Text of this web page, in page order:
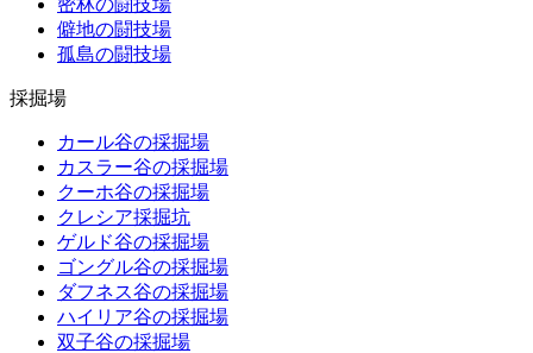
密林の闘技場
僻地の闘技場
孤島の闘技場
採掘場
カール谷の採掘場
カスラー谷の採掘場
クーホ谷の採掘場
クレシア採掘坑
ゲルド谷の採掘場
ゴングル谷の採掘場
ダフネス谷の採掘場
ハイリア谷の採掘場
双子谷の採掘場